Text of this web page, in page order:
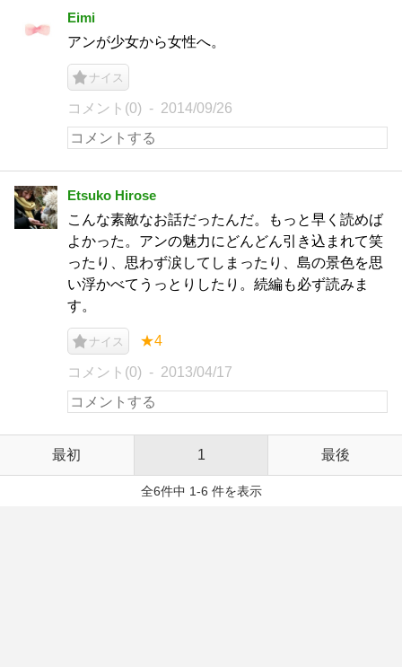
Eimi
アンが少女から女性へ。
ナイス
コメント(0) 2014/09/26
Etsuko Hirose
こんな素敵なお話だったんだ。もっと早く読めば
よかった。アンの魅力にどんどん引き込まれて笑
ったり、思わず涙してしまったり、島の景色を思
い浮かべてうっとりしたり。続編も必ず読みま
す。
ナイス ★4
コメント(0) 2013/04/17
最初 1 最後
全6件中 1-6 件を表示